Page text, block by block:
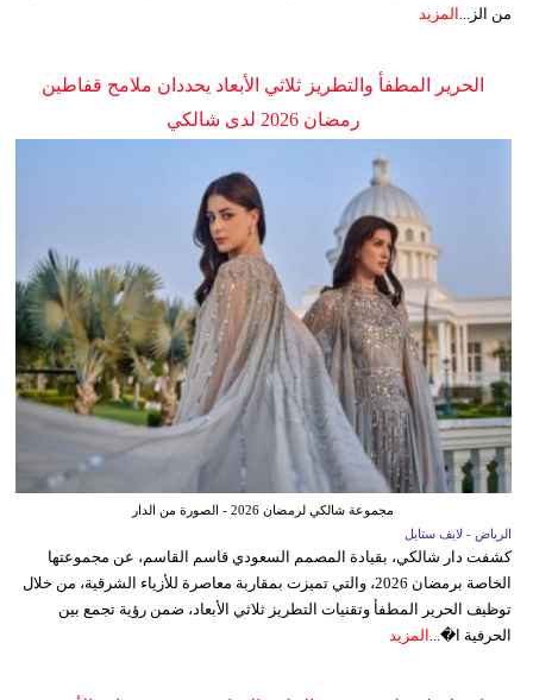
من الز...
المزيد
الحرير المطفأ والتطريز ثلاثي الأبعاد يحددان ملامح قفاطين
رمضان 2026 لدى شالكي
مجموعة شالكي لرمضان 2026 - الصورة من الدار
الرياض - لايف ستايل
كشفت دار شالكي، بقيادة المصمم السعودي قاسم القاسم، عن مجموعتها
الخاصة برمضان 2026، والتي تميزت بمقاربة معاصرة للأزياء الشرقية، من خلال
توظيف الحرير المطفأ وتقنيات التطريز ثلاثي الأبعاد، ضمن رؤية تجمع بين
الحرفية ا�... المزيد